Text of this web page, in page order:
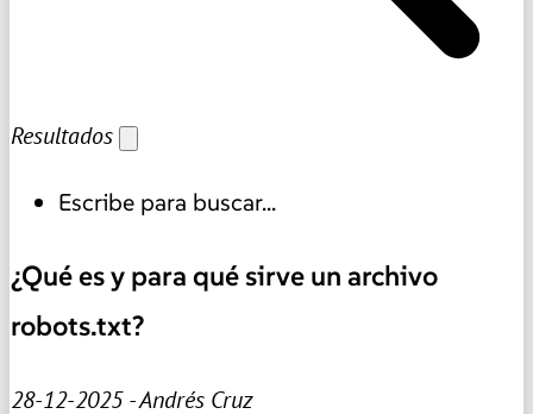
Resultados
Escribe para buscar...
¿Qué es y para qué sirve un archivo
robots.txt?
28-12-2025 - Andrés Cruz